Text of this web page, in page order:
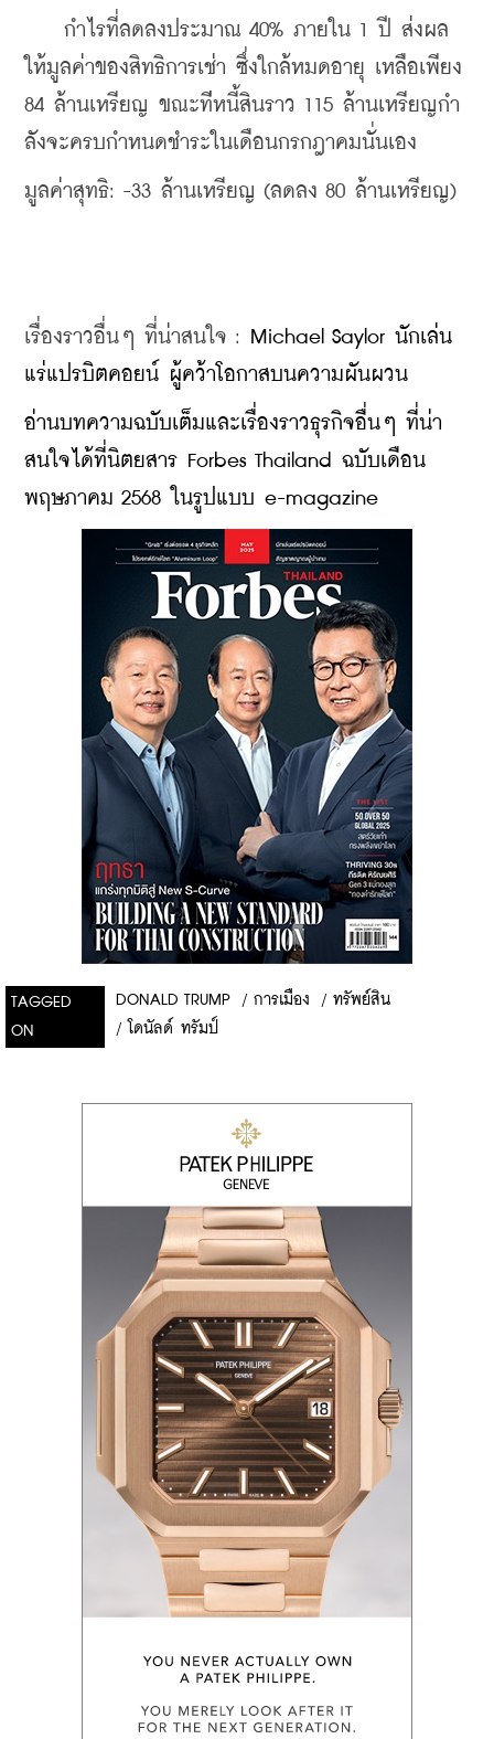
กําไรที่ลดลงประมาณ 40% ภายใน 1 ปี ส่งผล
ให้มูลค่าของสิทธิการเช่า ซึ่งใกล้หมดอายุ เหลือเพียง
84 ล้านเหรียญ ขณะท่ีหนี้สินราว 115 ล้านเหรียญกํา
ลังจะครบกําหนดชําระในเดือนกรกฎาคมนั่นเอง
มูลค่าสุทธิ: -33 ล้านเหรียญ (ลดลง 80 ล้านเหรียญ)
เรื่องราวอื่นๆ ที่น่าสนใจ :
Michael Saylor นักเล่น
แร่แปรบิตคอยน์ ผู้คว้าโอกาสบนความผันผวน
​อ่านบทความฉบับเต็มและเรื่องราวธุรกิจอื่นๆ ที่น่า
สนใจได้ที่นิตยสาร Forbes Thailand ฉบับเดือน
พฤษภาคม 2568 ในรูปแบบ e-magazine
TAGGED
ON
DONALD TRUMP / การเมือง / ทรัพย์สิน
/ โดนัลด์ ทรัมป์